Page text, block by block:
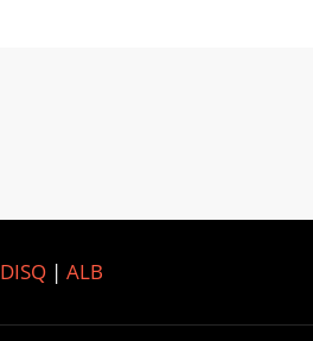
DISQ| ALB